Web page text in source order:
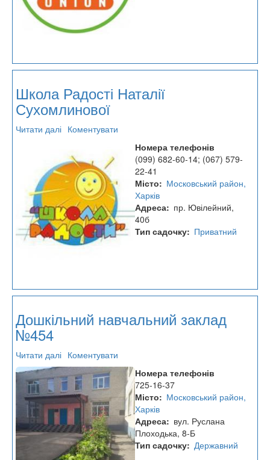
Школа Радості Наталії
Сухомлинової
Читати далі про
Радості
Наталії
Сухомлинової
Коментувати
Номера телефонів
(099) 682-60-14; (067) 579-
22-41
Місто
Московський район,
Харків
Адреса
пр. Ювілейний,
40б
Тип садочку
Приватний
Дошкільний навчальний заклад
№454
Читати далі про
Дошкільний
навчальний
заклад
№454
Коментувати
Номера телефонів
725-16-37
Місто
Московський район,
Харків
Адреса
вул. Руслана
Плоходька, 8-Б
Тип садочку Державний